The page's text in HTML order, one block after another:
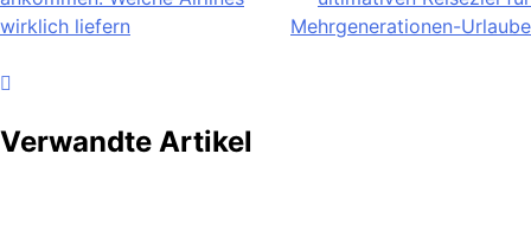
wirklich liefern
Mehrgenerationen-Urlaube
Verwandte Artikel